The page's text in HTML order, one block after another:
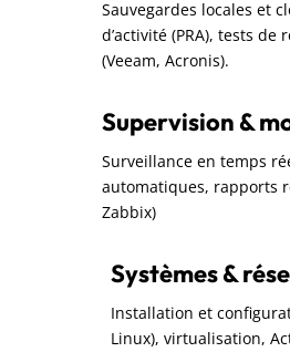
Sauvegardes locales et
d’activité (PRA), tests
(Veeam, Acronis).
Supervision &
Surveillance en temps
automatiques, rapports
Zabbix)
Systèmes &
Installation et
Linux), virtualisation,